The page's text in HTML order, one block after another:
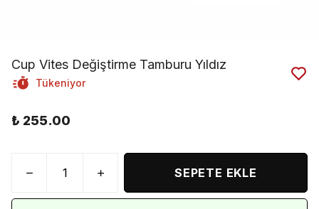
Cup Vites Değiştirme Tamburu Yıldız
Tükeniyor
₺ 255.00
SEPETE EKLE